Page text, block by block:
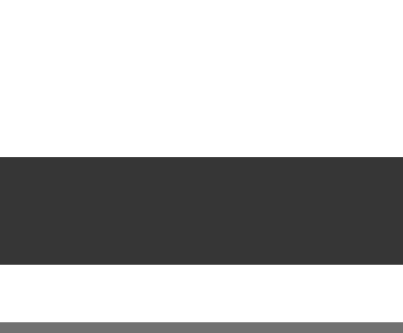
別號：HRA0001_01_01_00377，《財團法
2022年03月21日，網址：
2.周順吉口述。